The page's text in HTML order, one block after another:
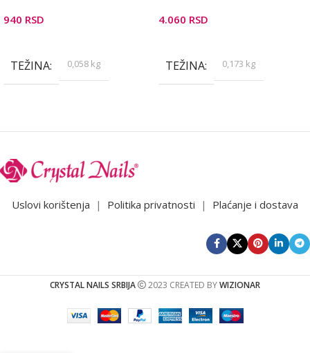
940 RSD
TEŽINA 0,058 kg
4.060 RSD
TEŽINA 0,173 kg
Uslovi korištenja | Politika privatnosti | Plaćanje i dostava
CRYSTAL NAILS SRBIJA 2023 CREATED BYWIZIONAR